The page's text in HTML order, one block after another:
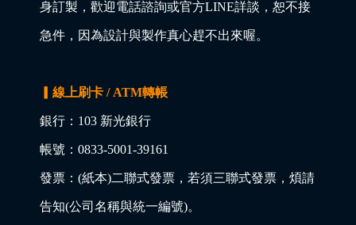
身訂製，歡迎電話諮詢或官方LINE詳談，恕不接
急件，因為設計與製作真心趕不出來喔。
▎線上刷卡 / ATM轉帳
銀行：103 新光銀行
帳號：0833-5001-39161
發票：(紙本)二聯式發票，若須三聯式發票，煩請
告知(公司名稱與統一編號)。